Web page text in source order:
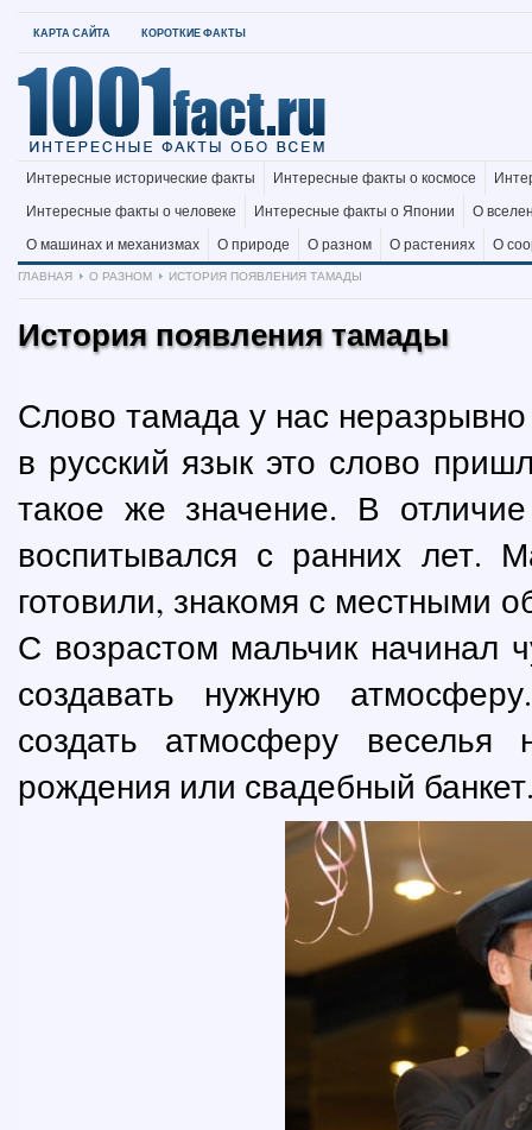
КАРТА САЙТА КОРОТКИЕ ФАКТЫ
Интересные исторические факты Интересные факты о космосе
Интересные факты о человеке
Интересные факты о Японии
О
О машинах и механизмах
О природе О разном О растениях
О
ГЛАВНАЯ
О РАЗНОМ ИСТОРИЯ ПОЯВЛЕНИЯ ТАМАДЫ
История появления тамады
Слово тамада у нас
в русский язык это слово
такое же значение. В
воспитывался с ранних лет.
готовили, знакомя с местными
С возрастом мальчик начинал
создавать нужную
создать атмосферу
рождения или свадебный